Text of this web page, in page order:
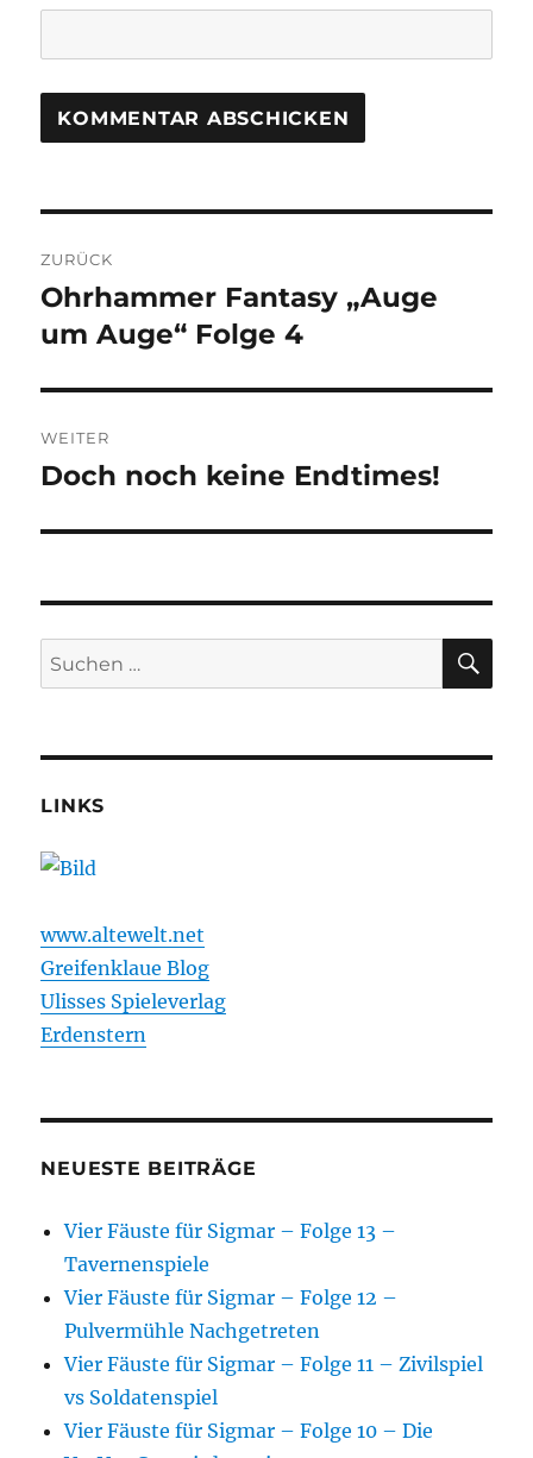
ZURÜCK
Vorheriger
Beitrag:
Ohrhammer Fantasy „Auge
um Auge“ Folge 4
WEITER
Nächster
Doch noch keine Endtimes!
Suchen
nach:
LINKS
www.altewelt.net
Greifenklaue Blog
Ulisses Spieleverlag
Erdenstern
NEUESTE BEITRÄGE
Vier Fäuste für Sigmar – Folge 13 –
Tavernenspiele
Vier Fäuste für Sigmar – Folge 12 –
Pulvermühle Nachgetreten
Vier Fäuste für Sigmar – Folge 11 – Zivilspiel
vs Soldatenspiel
Vier Fäuste für Sigmar – Folge 10 – Die